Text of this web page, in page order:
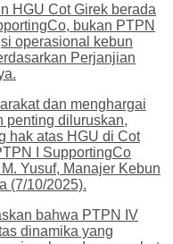
HGU Cot Girek berada
bukan PTPN
operasional kebun
Perjanjian
dan menghargai
penting diluruskan,
hak atas HGU di Cot
I SupportingCo
Yusuf, Manajer Kebun
(7/10/2025).
bahwa PTPN IV
dinamika yang